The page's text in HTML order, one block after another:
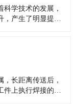
学技术的发展，
，产生了明显提
松松。 大家知
长距离传送后，
件上执行焊接的一